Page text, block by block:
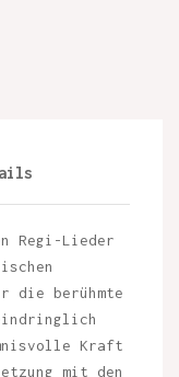
Regi-Lieder
die berühmte
Kraft
mit den